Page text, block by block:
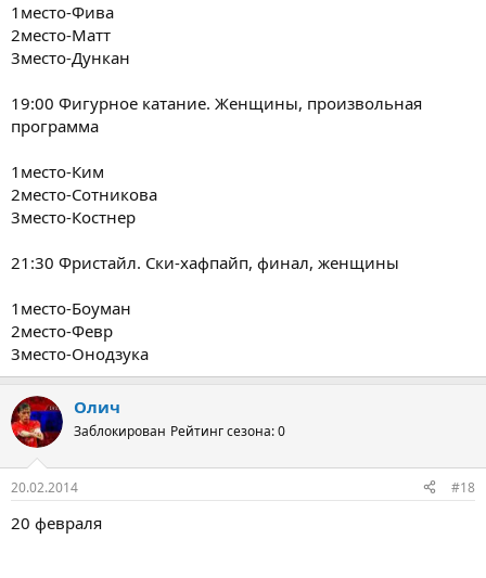
1место-Фива
2место-Матт
3место-Дункан
19:00 Фигурное катание. Женщины, произвольная
программа
1место-Ким
2место-Сотникова
3место-Костнер
21:30 Фристайл. Ски-хафпайп, финал, женщины
1место-Боуман
2место-Февр
3место-Онодзука
Олич
Заблокирован Рейтинг сезона: 0
20.02.2014 #18
20 февраля